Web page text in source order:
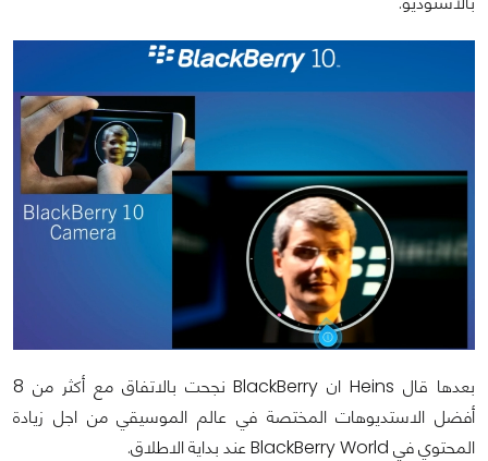
بعدها قال Heinsان BlackBerry
نجحت بالاتفاق مع أكثر من 8
أفضل الاستديوهات المختصة في عالم الموسيقي من اجل زيادة
المحتوي في BlackBerry Worldعند بداية الاطلاق.